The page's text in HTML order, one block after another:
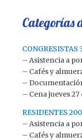
Categorías
CONGRESISTAS
– Asistencia a
– Cafés y
–
– Cena jueves
RESIDENTES
– Asistencia a
– Cafés y